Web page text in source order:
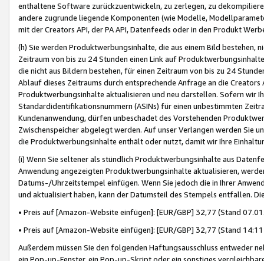
enthaltene Software zurückzuentwickeln, zu zerlegen, zu
andere zugrunde liegende Komponenten (wie Modelle,
mit der Creators API, der PA API, Datenfeeds oder in den Produkt
(h) Sie werden Produktwerbungsinhalte, die aus einem Bild bestehen,
Zeitraum von bis zu 24 Stunden einen Link auf
die nicht aus Bildern bestehen, für einen Zeitraum von bis zu 24
Ablauf dieses Zeitraums durch entsprechende Anfrage an die
Produktwerbungsinhalte aktualisieren und neu darstellen. Sofern wir
Standardidentifikationsnummern (ASINs) für einen unbestimmten
Kundenanwendung, dürfen unbeschadet des Vorstehenden
Zwischenspeicher abgelegt werden. Auf unser Verlangen werden Sie
die Produktwerbungsinhalte enthält oder nutzt, damit wir Ihre
(i) Wenn Sie seltener als stündlich Produktwerbungsinhalte aus
Anwendung angezeigten Produktwerbungsinhalte aktualisieren,
Datums-/Uhrzeitstempel einfügen. Wenn Sie jedoch die in Ihrer
und aktualisiert haben, kann der Datumsteil des Stempels entfallen.
• Preis auf [Amazon-Website einfügen]: [EUR/GBP] 32,77 (Stand
• Preis auf [Amazon-Website einfügen]: [EUR/GBP] 32,77 (Stand
Außerdem müssen Sie den folgenden Haftungsausschluss entweder
ein Pop-up-Fenster, ein Pop-up-Skript oder ein sonstiges